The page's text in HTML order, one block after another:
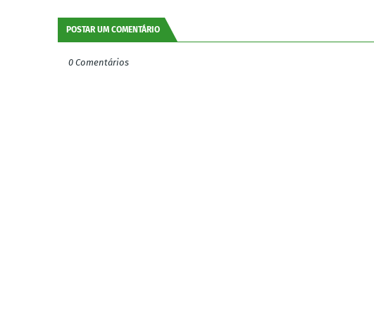
POSTAR UM COMENTÁRIO
0 Comentários